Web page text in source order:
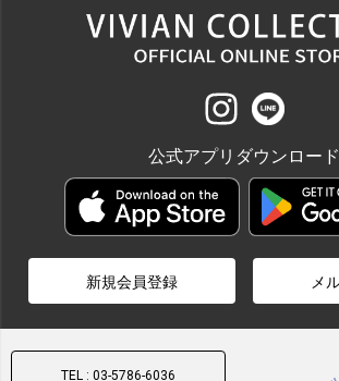
公式アプリダウンロード
新規会員登録 メ
TEL : 03-5786-6036